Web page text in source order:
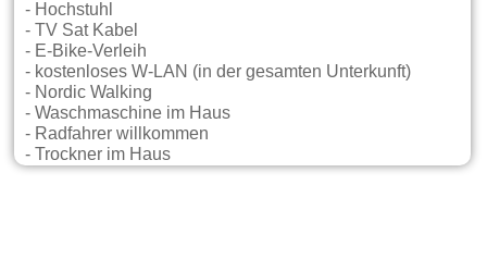
- Hochstuhl
- TV Sat Kabel
- E-Bike-Verleih
- kostenloses W-LAN (in der gesamten Unterkunft)
- Nordic Walking
- Waschmaschine im Haus
- Radfahrer willkommen
- Trockner im Haus